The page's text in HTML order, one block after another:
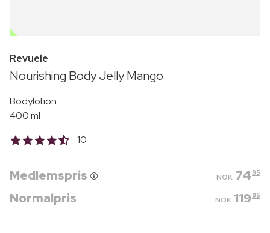
OUTLET
Revuele
Nourishing Body Jelly Mango
Bodylotion
400 ml
10
Medlemspris NOK 74 95
Normalpris NOK 119 95